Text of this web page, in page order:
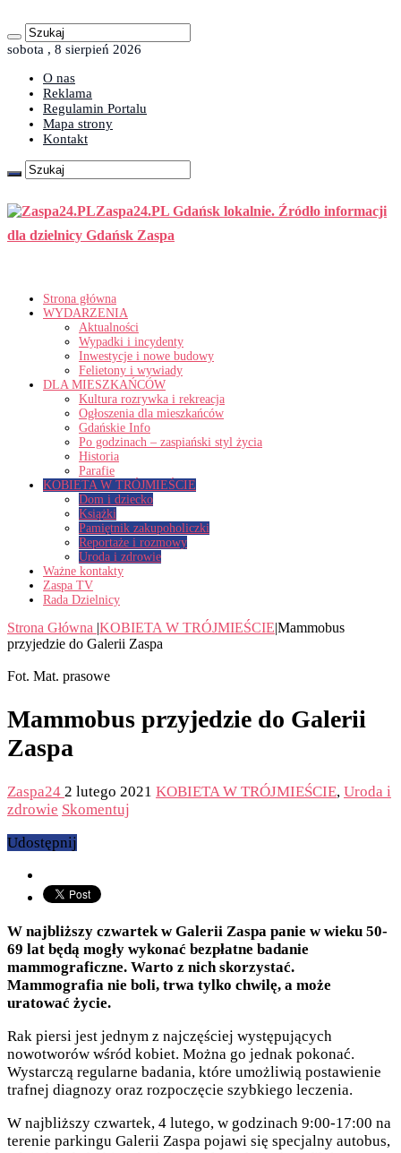
sobota , 8 sierpień 2026
O nas
Reklama
Regulamin Portalu
Mapa strony
Kontakt
Zaspa24.PL Gdańsk lokalnie. Źródło informacji
dla dzielnicy Gdańsk Zaspa
Strona główna
WYDARZENIA
Aktualności
Wypadki i incydenty
Inwestycje i nowe budowy
Felietony i wywiady
DLA MIESZKAŃCÓW
Kultura rozrywka i rekreacja
Ogłoszenia dla mieszkańców
Gdańskie Info
Po godzinach – zaspiański styl życia
Historia
Parafie
KOBIETA W TRÓJMIEŚCIE
Dom i dziecko
Książki
Pamiętnik zakupoholiczki
Reportaże i rozmowy
Uroda i zdrowie
Ważne kontakty
Zaspa TV
Rada Dzielnicy
Strona Główna |KOBIETA W TRÓJMIEŚCIE|Mammobus
przyjedzie do Galerii Zaspa
Fot. Mat. prasowe
Mammobus przyjedzie do Galerii
Zaspa
Zaspa24 2 lutego 2021 KOBIETA W TRÓJMIEŚCIE, Uroda i
zdrowie Skomentuj
Udostępnij
W najbliższy czwartek w Galerii Zaspa panie w wieku 50-
69 lat będą mogły wykonać bezpłatne badanie
mammograficzne. Warto z nich skorzystać.
Mammografia nie boli, trwa tylko chwilę, a może
uratować życie.
Rak piersi jest jednym z najczęściej występujących
nowotworów wśród kobiet. Można go jednak pokonać.
Wystarczą regularne badania, które umożliwią postawienie
trafnej diagnozy oraz rozpoczęcie szybkiego leczenia.
W najbliższy czwartek, 4 lutego, w godzinach 9:00-17:00 na
terenie parkingu Galerii Zaspa pojawi się specjalny autobus,